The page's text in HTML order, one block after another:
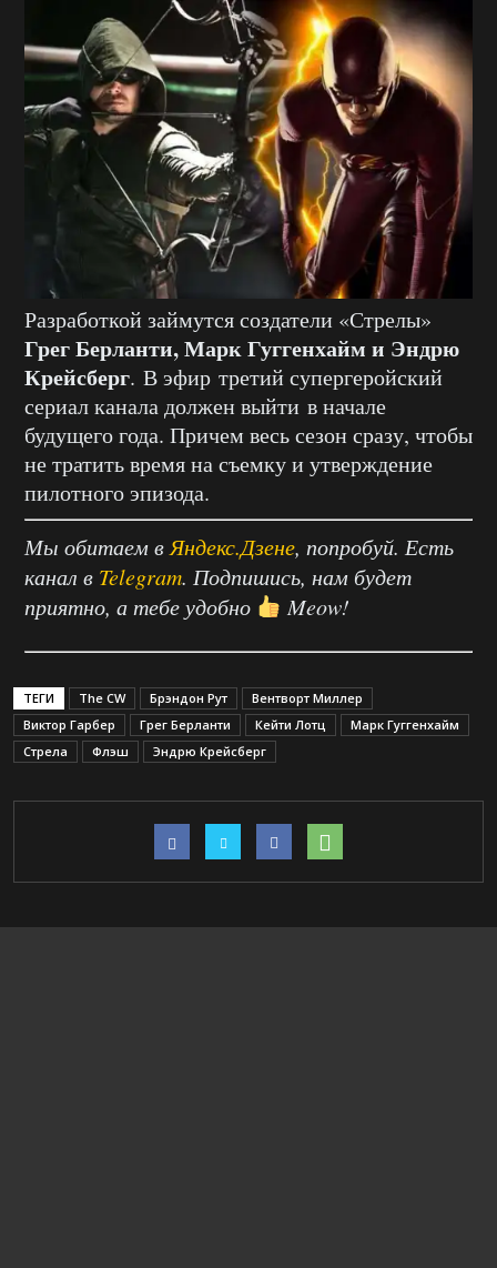
Разработкой займутся создатели «Стрелы»
Грег Берланти, Марк Гуггенхайм и Эндрю
Крейсберг. В эфир третий супергеройский
сериал канала должен выйти в начале
будущего года. Причем весь сезон сразу, чтобы
не тратить время на съемку и утверждение
пилотного эпизода.
Мы обитаем в Яндекс.Дзене, попробуй. Есть
канал в Telegram. Подпишись, нам будет
приятно, а тебе удобно
Meow!
ТЕГИ The CW Брэндон Рут
Вентворт Миллер
Виктор Гарбер
Грег Берланти Кейти Лотц
Марк Гуггенхайм
Стрела
Флэш Эндрю Крейсберг